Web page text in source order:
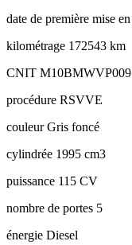
date de première mise
kilométrage 172543 km
CNIT
procédure RSVVE
couleurGris foncé
cylindrée 1995 cm3
puissance 115 CV
nombre de portes 5
énergie Diesel